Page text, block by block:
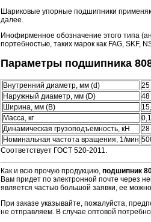
Шариковые упорные подшипники
далее.
Инофирменное обозначение этого типа
портебностью, таких марок как FAG, SKF,
Параметры подшипника
Внутренний диаметр, мм (d)
25
Наружный диаметр, мм (D)
48
Ширина, мм (B)
Масса, кг
Динамическая грузоподъемность, кН
28
Номинальная частота вращения, 1/мин
Соответствует ГОСТ 520-2011.
Как и всю прочую продукцию, подшипник
Вам придет по электронной почте через
является частью большой заявки, ее
При заказе указывайте, пожалуйста,
не отправляем. В случае оптовой